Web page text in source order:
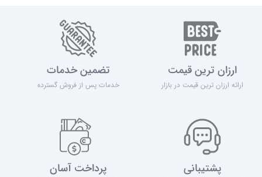
ارزان ترین قیمت
ارائه ارزان ترین قیمت در بازار
تضمین خدمات
خدمات پس از فروش گسترده
پشتیبانی پرداخت آسان